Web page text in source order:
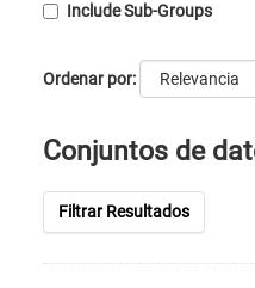
Include Sub-Groups
Ordenar por
Conjuntos de
Filtrar Resultados